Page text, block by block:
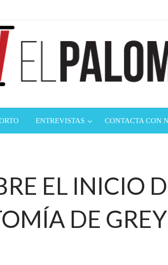
ENTREVISTAS CONTACTA CON
EL INICIO
DE GREY